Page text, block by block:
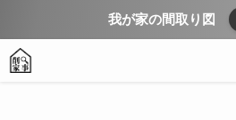
我が家の間取り図